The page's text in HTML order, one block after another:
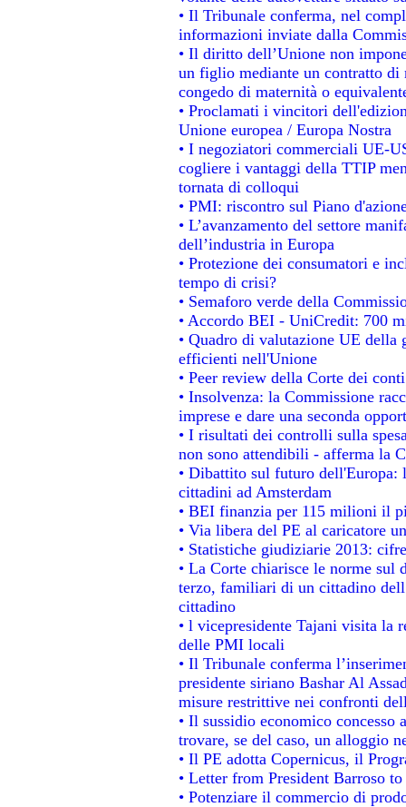
• Il Tribunale conferma, nel
informazioni inviate dalla
• Il diritto dell’Unione non
un figlio mediante un contratto di
congedo di maternità o
• Proclamati i vincitori
Unione europea / Europa Nostra
• I negoziatori commerciali UE-
cogliere i vantaggi della TTIP
tornata di colloqui
• PMI: riscontro sul Piano
• L’avanzamento del settore
dell’industria in Europa
• Protezione dei consumatori e
tempo di crisi?
• Semaforo verde della
• Accordo BEI - UniCredit: 700
• Quadro di valutazione UE
efficienti nell'Unione
• Peer review della Corte dei
• Insolvenza: la Commissione
imprese e dare una seconda
• I risultati dei controlli sulla
non sono attendibili - afferma la
• Dibattito sul futuro dell'Europa:
cittadini ad Amsterdam
• BEI finanzia per 115 milioni il
• Via libera del PE al caricatore
• Statistiche giudiziarie 2013:
• La Corte chiarisce le norme
terzo, familiari di un cittadino
cittadino
• l vicepresidente Tajani visita la
delle PMI locali
• Il Tribunale conferma
presidente siriano Bashar Al
misure restrittive nei confronti
• Il sussidio economico
trovare, se del caso, un alloggio
• Il PE adotta Copernicus, il
• Letter from President Barroso
• Potenziare il commercio di